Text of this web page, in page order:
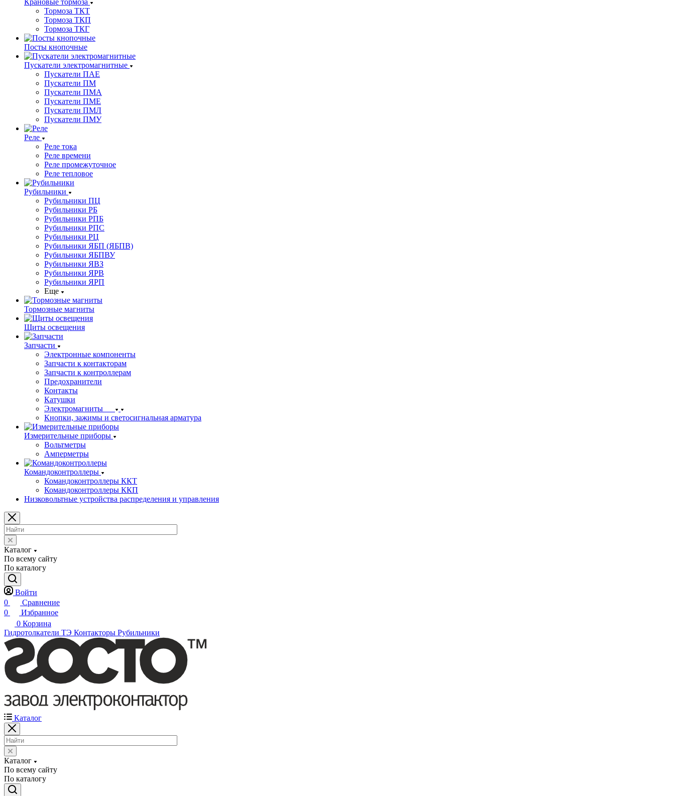
Крановые тормоза
Тормоза ТКТ
Тормоза ТКП
Тормоза ТКГ
Посты кнопочные
Пускатели электромагнитные
Пускатели ПАЕ
Пускатели ПМ
Пускатели ПМА
Пускатели ПМЕ
Пускатели ПМЛ
Пускатели ПМУ
Реле
Реле тока
Реле времени
Реле промежуточное
Реле тепловое
Рубильники
Рубильники ПЦ
Рубильники РБ
Рубильники РПБ
Рубильники РПС
Рубильники РЦ
Рубильники ЯБП (ЯБПВ)
Рубильники ЯБПВУ
Рубильники ЯВЗ
Рубильники ЯРВ
Рубильники ЯРП
Еще
Тормозные магниты
Щиты освещения
Запчасти
Электронные компоненты
Запчасти к контакторам
Запчасти к контроллерам
Предохранители
Контакты
Катушки
Электромагниты
Кнопки, зажимы и светосигнальная арматура
Измерительные приборы
Вольтметры
Амперметры
Командоконтроллеры
Командоконтроллеры ККТ
Командоконтроллеры ККП
Низковольтные устройства распределения и управления
Каталог
По всему сайту
По каталогу
Войти
0
Сравнение
0
Избранное
0 Корзина
Гидротолкатели ТЭ Контакторы Рубильники
Каталог
Каталог
По всему сайту
По каталогу